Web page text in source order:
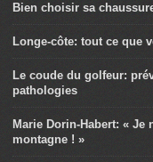
Bien choisir sa
Longe-côte: tout ce que
Le coude du golfeur:
pathologies
Marie Dorin-Habert: « Je
montagne ! »